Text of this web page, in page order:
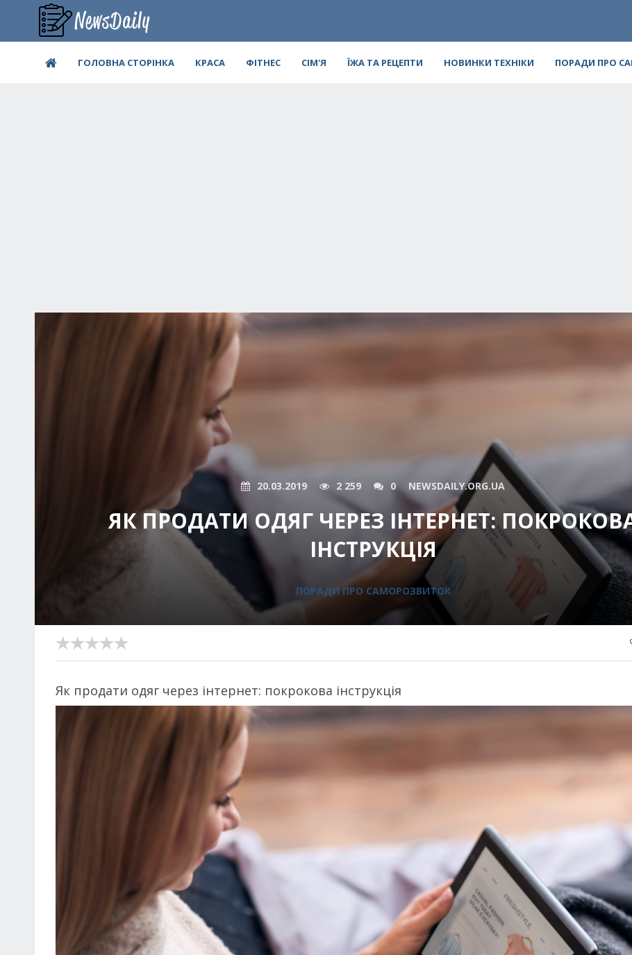
ГОЛОВНА СТОРІНКА КРАСА ФІТНЕС СІМ'Я ЇЖА ТА РЕЦЕПТИ НОВИНКИ ТЕХНІКИ ПОРАДИ ПРО
20.03.2019 2 259 0 NEWSDAILY.ORG.UA
ЯК ПРОДАТИ ОДЯГ ЧЕРЕЗ ІНТЕРНЕТ:
ІНСТРУКЦІЯ
ПОРАДИ ПРО САМОРОЗВИТОК
Як продати одяг через інтернет: покрокова інструкція